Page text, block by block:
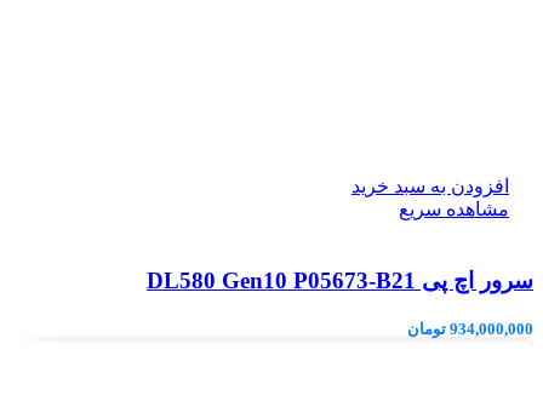
افزودن به سبد خرید
مشاهده سریع
سرور اچ پی DL580 Gen10 P05673-B21
934,000,000 تومان